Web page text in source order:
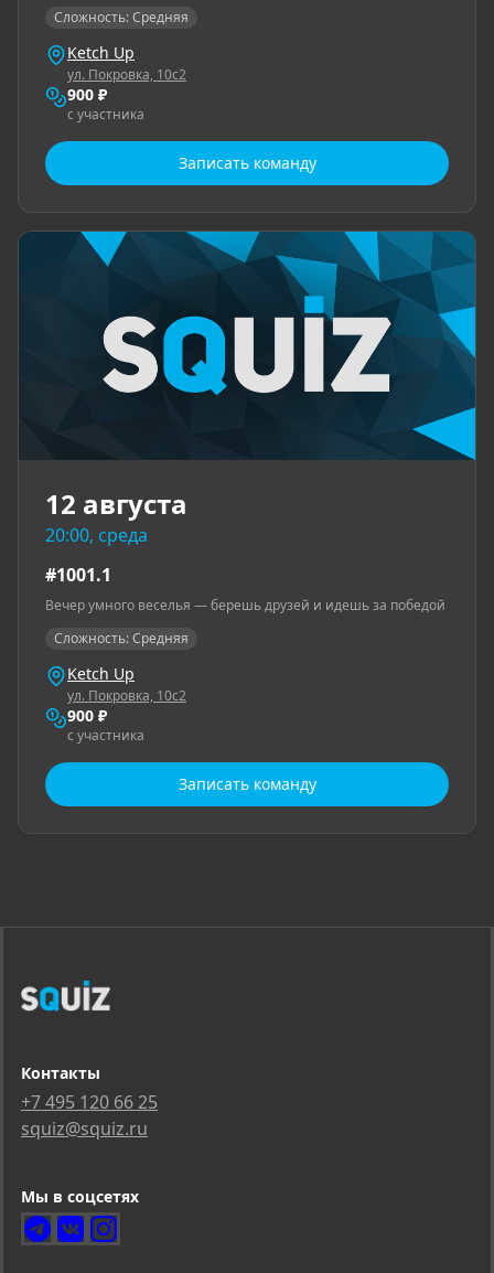
Сложность: Средняя
Ketch Up
ул. Покровка, 10с2
900 ₽
с участника
Записать команду
12 августа
20:00, среда
#1001.1
Вечер умного веселья — берешь друзей и идешь за победой
Сложность: Средняя
Ketch Up
ул. Покровка, 10с2
900 ₽
с участника
Записать команду
Контакты
+7 495 120 66 25
squiz@squiz.ru
Мы в соцсетях